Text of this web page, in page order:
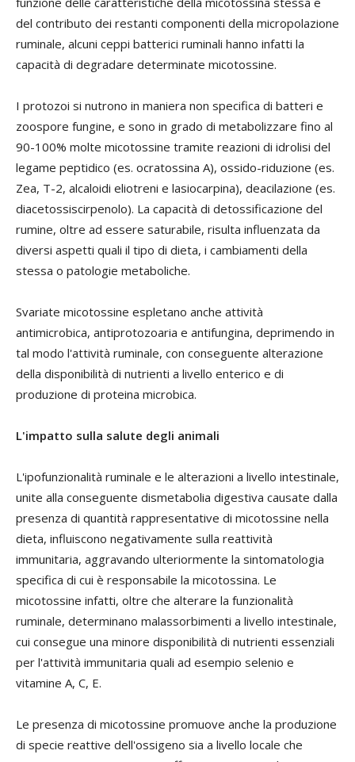
del contributo dei restanti componenti della micropolazione
ruminale, alcuni ceppi batterici ruminali hanno infatti la
capacità di degradare determinate micotossine.
I protozoi si nutrono in maniera non specifica di batteri e
zoospore fungine, e sono in grado di metabolizzare fino al
90-100% molte micotossine tramite reazioni di idrolisi del
legame peptidico (es. ocratossina A), ossido-riduzione (es.
Zea, T-2, alcaloidi eliotreni e lasiocarpina), deacilazione (es.
diacetossiscirpenolo). La capacità di detossificazione del
rumine, oltre ad essere saturabile, risulta influenzata da
diversi aspetti quali il tipo di dieta, i cambiamenti della
stessa o patologie metaboliche.
Svariate micotossine espletano anche attività
antimicrobica, antiprotozoaria e antifungina, deprimendo in
tal modo l'attività ruminale, con conseguente alterazione
della disponibilità di nutrienti a livello enterico e di
produzione di proteina microbica.
L'impatto sulla salute degli animali
L'ipofunzionalità ruminale e le alterazioni a livello intestinale,
unite alla conseguente dismetabolia digestiva causate dalla
presenza di quantità rappresentative di micotossine nella
dieta, influiscono negativamente sulla reattività
immunitaria, aggravando ulteriormente la sintomatologia
specifica di cui è responsabile la micotossina. Le
micotossine infatti, oltre che alterare la funzionalità
ruminale, determinano malassorbimenti a livello intestinale,
cui consegue una minore disponibilità di nutrienti essenziali
per l'attività immunitaria quali ad esempio selenio e
vitamine A, C, E.
Le presenza di micotossine promuove anche la produzione
di specie reattive dell'ossigeno sia a livello locale che